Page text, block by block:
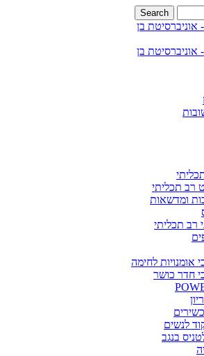
Search
רב תכליתי
ומדשאות‌
רב תכליתי‌
אומנויות לחימה
חדר כושר
לנשים
בנגב